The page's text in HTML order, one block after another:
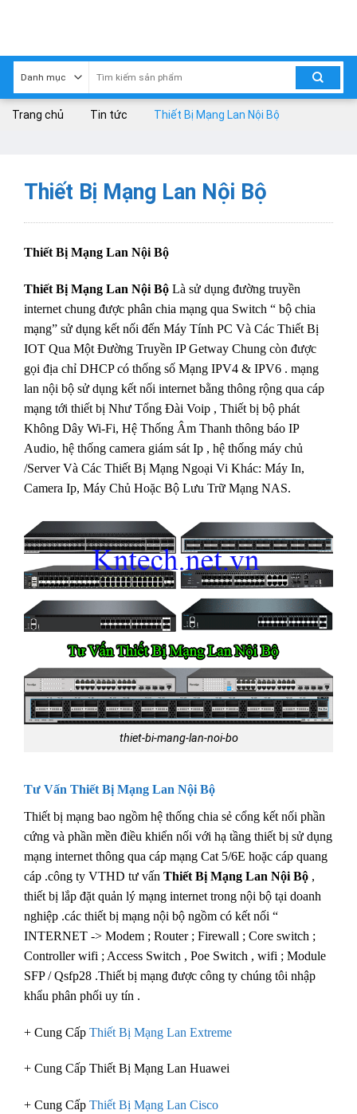
Trang chủ Tin tức Thiết Bị Mạng Lan Nội Bộ
Thiết Bị Mạng Lan Nội Bộ
Thiết Bị Mạng Lan Nội Bộ
Thiết Bị Mạng Lan Nội Bộ Là sử dụng đường truyền
internet chung được phân chia mạng qua Switch “ bộ chia
mạng” sử dụng kết nối đến Máy Tính PC Và Các Thiết Bị
IOT Qua Một Đường Truyền IP Getway Chung còn được
gọi địa chỉ DHCP có thống số Mạng IPV4 & IPV6 . mạng
lan nội bộ sử dụng kết nối internet bằng thông rộng qua cáp
mạng tới thiết bị Như Tổng Đài Voip , Thiết bị bộ phát
Không Dây Wi-Fi, Hệ Thống Âm Thanh thông báo IP
Audio, hệ thống camera giám sát Ip , hệ thống máy chủ
/Server Và Các Thiết Bị Mạng Ngoại Vi Khác: Máy In,
Camera Ip, Máy Chủ Hoặc Bộ Lưu Trữ Mạng NAS.
thiet-bi-mang-lan-noi-bo
Tư Vấn Thiết Bị Mạng Lan Nội Bộ
Thiết bị mạng bao ngồm hệ thống chia sẻ cổng kết nối phần
cứng và phần mền điều khiển nối với hạ tầng thiết bị sử dụng
mạng internet thông qua cáp mạng Cat 5/6E hoặc cáp quang
cáp .công ty VTHD tư vấn Thiết Bị Mạng Lan Nội Bộ ,
thiết bị lắp đặt quản lý mạng internet trong nội bộ tại doanh
nghiệp .các thiết bị mạng nội bộ ngồm có kết nối “
INTERNET -> Modem ; Router ; Firewall ; Core switch ;
Controller wifi ; Access Switch , Poe Switch , wifi ; Module
SFP / Qsfp28 .Thiết bị mạng được công ty chúng tôi nhập
khẩu phân phối uy tín .
+ Cung Cấp Thiết Bị Mạng Lan Extreme
+ Cung Cấp Thiết Bị Mạng Lan Huawei
+ Cung Cấp Thiết Bị Mạng Lan Cisco